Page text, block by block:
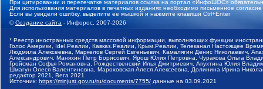
При цитировании и перепечатке материалов ссылка на портал «ИнфоШОС»
Для использования материалов в печатных изданиях необходимо письменное
Если вы увидели ошибку, выделите ее мышкой и нажмите клавиши Ctrl+Enter
©Создание сайта - Инфорос, 2007-2026
* Реестр иностранных средств массовой информации, выполняющих функции
Голос Америки, Idel.Реалии, Кавказ.Реалии, Крым.Реалии, Телеканал Настоящее
Людмила Алексеевна, Маркелов Сергей Евгеньевич, Камалягин Денис Николаевич,
Александрович, Маняхин Петр Борисович, Ярош Юлия Петровна, Чуракова Ольга
Гройсман Софья Романовна, Рождественский Илья Дмитриевич, Апухтина Юлия
Шмагун Олеся Валентиновна, Мароховская Алеся Алексеевна, Долинина Ирина
редактор 2021, Вега 2021
Источник: https://minjust.gov.ru/ru/documents/7755/ данные на 03.09.2021